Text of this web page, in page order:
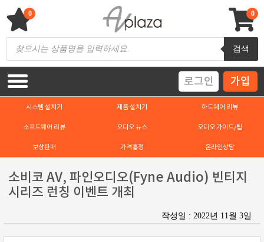
content
AV 플라자
하이파이 / 홈씨어터 전문 쇼핑몰
Products
search
검색
0
0
로그인 가입
시스템 설치기 제품 설치기 하드웨어 리뷰
소프트웨어 리뷰 오디오 뉴스 오디오 가이드/팁
보상판매 가격흥정 온라인상담
소비코 AV, 파인오디오(Fyne Audio) 빈티지
시리즈 런칭 이벤트 개최
작성일 : 2022년 11월 3일